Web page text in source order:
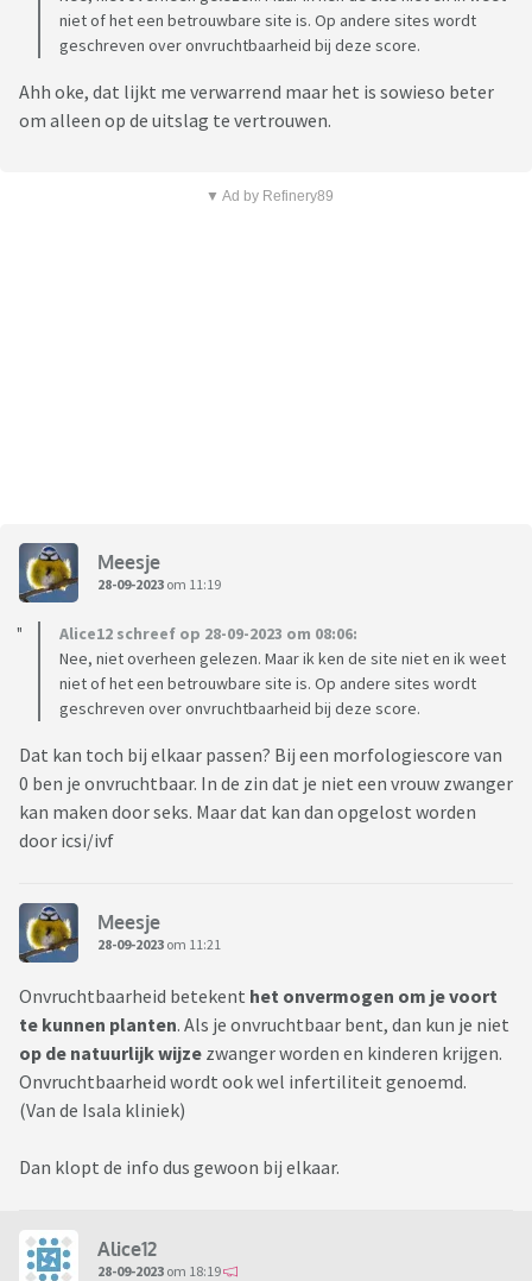
niet of het een betrouwbare site is. Op andere sites wordt
geschreven over onvruchtbaarheid bij deze score.
Ahh oke, dat lijkt me verwarrend maar het is sowieso beter
om alleen op de uitslag te vertrouwen.
▼ Ad by Refinery89
Meesje
28-09-2023 om 11:19
Alice12 schreef op 28-09-2023 om 08:06:
Nee, niet overheen gelezen. Maar ik ken de site niet en ik weet
niet of het een betrouwbare site is. Op andere sites wordt
geschreven over onvruchtbaarheid bij deze score.
Dat kan toch bij elkaar passen? Bij een morfologiescore van
0 ben je onvruchtbaar. In de zin dat je niet een vrouw zwanger
kan maken door seks. Maar dat kan dan opgelost worden
door icsi/ivf
Meesje
28-09-2023 om 11:21
Onvruchtbaarheid betekent het onvermogen om je voort
te kunnen planten. Als je onvruchtbaar bent, dan kun je niet
op de natuurlijk wijze zwanger worden en kinderen krijgen.
Onvruchtbaarheid wordt ook wel infertiliteit genoemd.
(Van de Isala kliniek)
Dan klopt de info dus gewoon bij elkaar.
Alice12
28-09-2023 om 18:19